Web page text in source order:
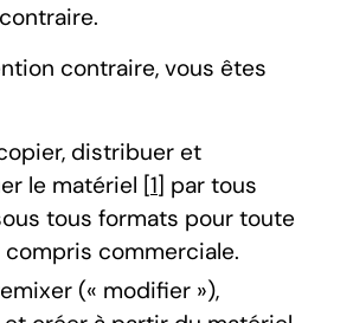
contraire, vous êtes
distribuer et
le matériel [1] par tous
tous formats pour toute
commerciale.
(« modifier »),